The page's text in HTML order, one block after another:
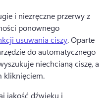
i niezręczne przerwy z
ponownego
usuwania ciszy. Oparte
do automatycznego
niechcianą ciszę, a
kliknięciem.
jakość dźwięku i